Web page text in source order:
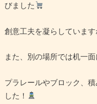
びました
創意工夫を凝らしています
また、別の場所では机一
プラレールやブロック、
した！